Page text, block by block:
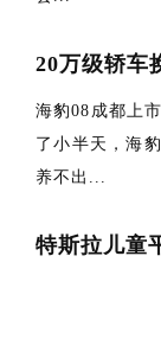
20万级轿车
海豹08成都上
了小半天，海
养不出...
特斯拉儿童